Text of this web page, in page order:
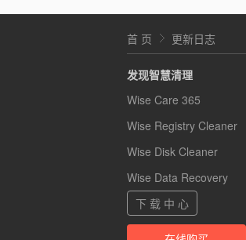
首 页 更新日志
发现智慧清理
Wise Care 365
Wise Registry Cleaner
Wise Disk Cleaner
Wise Data Recovery
下 载 中 心